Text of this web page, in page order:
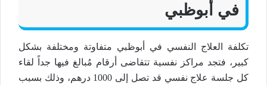
في أبوظبي
تكلفة العلاج النفسي في أبوظبي متفاوتة ومختلفة بشكل
كبير، فتجد مراكز نفسية تتقاضى أرقام مُبالغ فيها جداً لقاء
كل جلسة علاج نفسي قد تصل إلى 1000 درهم، وذلك بسبب